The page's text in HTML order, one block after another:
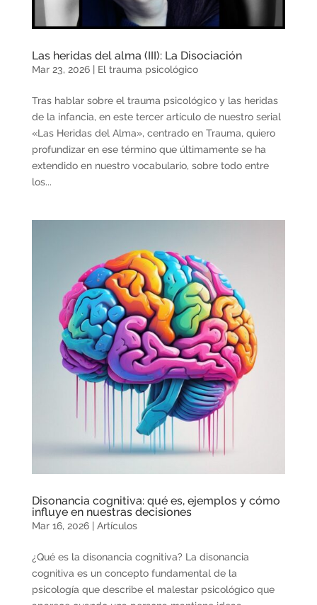
Las heridas del alma (III): La Disociación
Mar 23, 2026| El trauma psicológico
Tras hablar sobre el trauma psicológico y las heridas
de la infancia, en este tercer artículo de nuestro serial
«Las Heridas del Alma», centrado en Trauma, quiero
profundizar en ese término que últimamente se ha
extendido en nuestro vocabulario, sobre todo entre
los...
Disonancia cognitiva: qué es, ejemplos y cómo
influye en nuestras decisiones
Mar 16, 2026| Artículos
¿Qué es la disonancia cognitiva? La disonancia
cognitiva es un concepto fundamental de la
psicología que describe el malestar psicológico que